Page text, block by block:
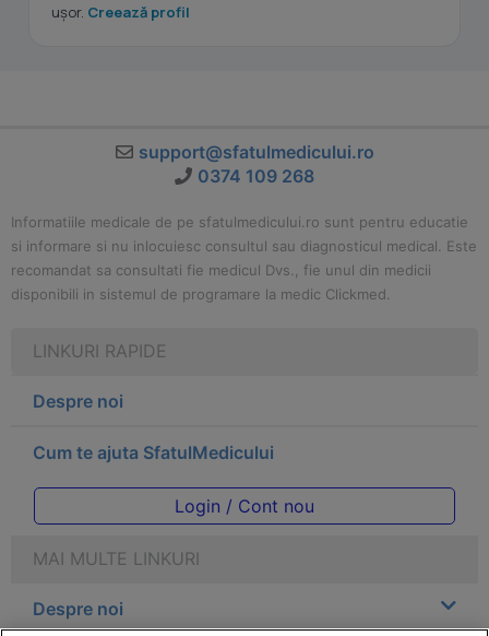
ușor. Creează profil
support@sfatulmedicului.ro
0374 109 268
Informatiile medicale de pe sfatulmedicului.ro sunt pentru educatie
si informare si nu inlocuiesc consultul sau diagnosticul medical. Este
recomandat sa consultati fie medicul Dvs., fie unul din medicii
disponibili in sistemul de programare la medic Clickmed.
LINKURI RAPIDE
Despre noi
Cum te ajuta SfatulMedicului
Login / Cont nou
MAI MULTE LINKURI
Despre noi